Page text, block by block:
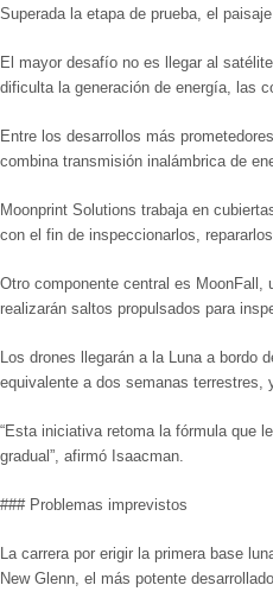
Superada la etapa de prueba, el
El mayor desafío no es llegar al
dificulta la generación de energía, las
Entre los desarrollos más
combina transmisión inalámbrica de
Moonprint Solutions trabaja en
con el fin de inspeccionarlos,
Otro componente central es MoonFall,
realizarán saltos propulsados para
Los drones llegarán a la Luna a bordo
equivalente a dos semanas
“Esta iniciativa retoma la fórmula que
gradual”, afirmó Isaacman.
### Problemas imprevistos
La carrera por erigir la primera base
New Glenn, el más potente